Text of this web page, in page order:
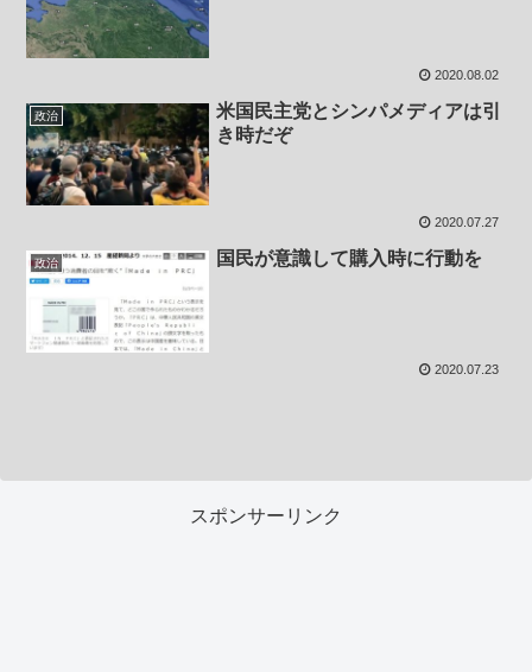
2020.08.02
政治
米国民主党とシンパメディアは引
き時だぞ
2020.07.27
政治 国民が意識して購入時に行動を
2020.07.23
スポンサーリンク